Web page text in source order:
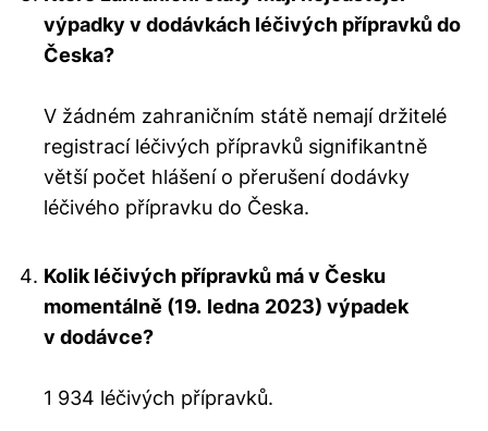
výpadky v dodávkách léčivých přípravků do
Česka?
V žádném zahraničním státě nemají držitelé
registrací léčivých přípravků signifikantně
větší počet hlášení o přerušení dodávky
léčivého přípravku do Česka.
Kolik léčivých přípravků má v Česku
momentálně (19. ledna 2023) výpadek
v dodávce?
1 934 léčivých přípravků.